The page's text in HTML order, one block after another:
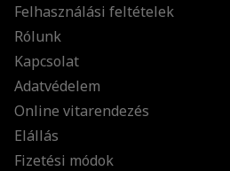
Felhasználási feltételek
Rólunk
Kapcsolat
Adatvédelem
Online vitarendezés
Elállás
Fizetési módok